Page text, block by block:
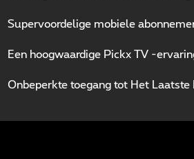
Supervoordelige mobiele
Een hoogwaardige Pickx TV -
Onbeperkte toegang tot Het